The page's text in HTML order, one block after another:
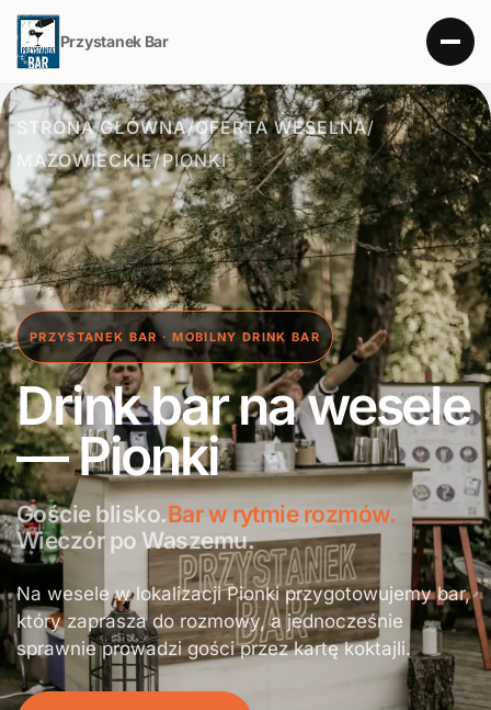
Przystanek Bar
STRONA GŁÓWNA/OFERTA WESELNA/
MAZOWIECKIE/PIONKI
PRZYSTANEK BAR · MOBILNY DRINK BAR
Drink bar na wesele
— Pionki
Goście blisko.Bar w rytmie rozmów.
Wieczór po Waszemu.
Na wesele w lokalizacji Pionki przygotowujemy bar,
który zaprasza do rozmowy, a jednocześnie
sprawnie prowadzi gości przez kartę koktajli.